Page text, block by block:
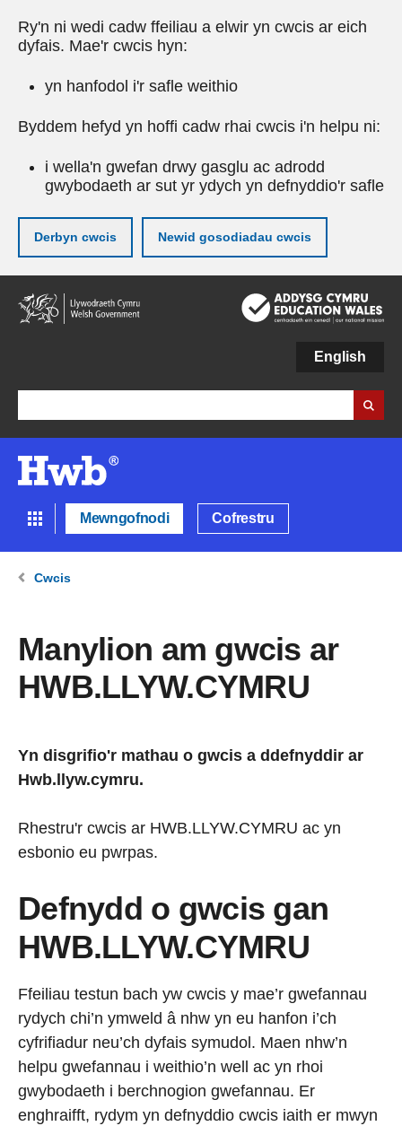
Ry'n ni wedi cadw ffeiliau a elwir yn cwcis ar eich
dyfais. Mae'r cwcis hyn:
yn hanfodol i'r safle weithio
Byddem hefyd yn hoffi cadw rhai cwcis i'n helpu ni:
i wella'n gwefan drwy gasglu ac adrodd
gwybodaeth ar sut yr ydych yn defnyddio'r safle
Derbyn cwcis Newid gosodiadau cwcis
Neidio
i'r
prif
English
Mewngofnodi Cofrestru
Cwcis
Manylion am gwcis ar
HWB.LLYW.CYMRU
Yn disgrifio'r mathau o gwcis a ddefnyddir ar
Hwb.llyw.cymru.
Rhestru'r cwcis ar HWB.LLYW.CYMRU ac yn
esbonio eu pwrpas.
Defnydd o gwcis gan
HWB.LLYW.CYMRU
Ffeiliau testun bach yw cwcis y mae’r gwefannau
rydych chi’n ymweld â nhw yn eu hanfon i’ch
cyfrifiadur neu’ch dyfais symudol. Maen nhw’n
helpu gwefannau i weithio’n well ac yn rhoi
gwybodaeth i berchnogion gwefannau. Er
enghraifft, rydym yn defnyddio cwcis iaith er mwyn